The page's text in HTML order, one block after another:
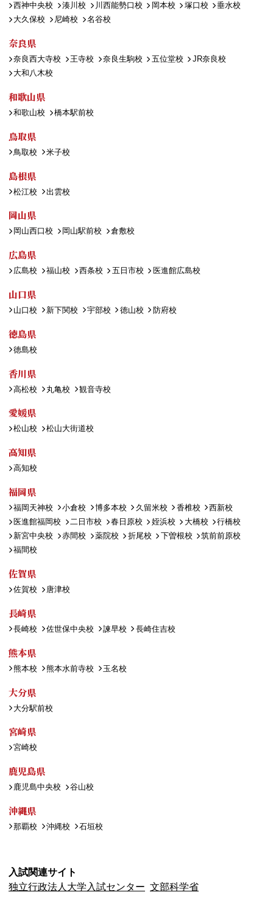
西神中央校
湊川校 川西能勢口校 岡本校 塚口校
垂水校
大久保校
尼崎校 名谷校
奈良県
奈良西大寺校 王寺校 奈良生駒校 五位堂校
JR奈良校
大和八木校
和歌山県
和歌山校 橋本駅前校
鳥取県
鳥取校 米子校
島根県
松江校 出雲校
岡山県
岡山西口校 岡山駅前校 倉敷校
広島県
広島校 福山校 西条校 五日市校 医進館広島校
山口県
山口校 新下関校 宇部校 徳山校 防府校
徳島県
徳島校
香川県
高松校 丸亀校 観音寺校
愛媛県
松山校 松山大街道校
高知県
高知校
福岡県
福岡天神校 小倉校 博多本校 久留米校 香椎校
西新校
医進館福岡校
二日市校 春日原校 姪浜校 大橋校
行橋校
新宮中央校
赤間校 薬院校 折尾校 下曽根校
筑前前原校
福間校
佐賀県
佐賀校 唐津校
長崎県
長崎校 佐世保中央校 諫早校 長崎住吉校
熊本県
熊本校 熊本水前寺校 玉名校
大分県
大分駅前校
宮崎県
宮崎校
鹿児島県
鹿児島中央校 谷山校
沖縄県
那覇校 沖縄校 石垣校
入試関連サイト
独立行政法人大学入試センター 文部科学省